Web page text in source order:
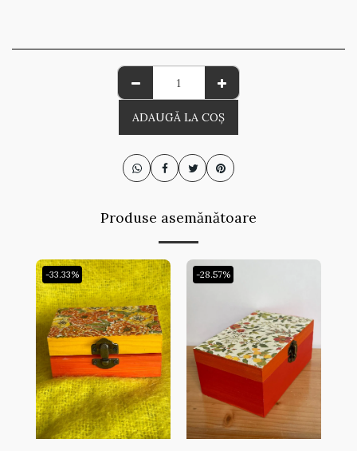
ADAUGĂ LA COŞ
Produse asemănătoare
-33.33% -28.57%